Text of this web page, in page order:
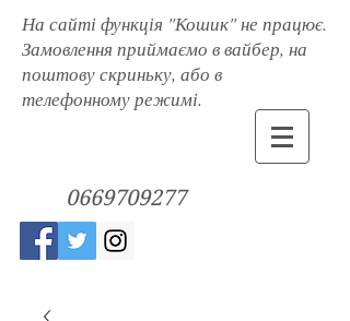
На сайті функція "Кошик" не працює.
Замовлення приймаємо в вайбер, на
поштову скриньку, або в
телефонному режимі.
0669709277